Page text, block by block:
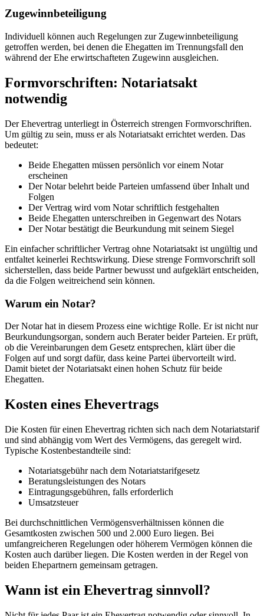
Zugewinnbeteiligung
Individuell können auch Regelungen zur Zugewinnbeteiligung
getroffen werden, bei denen die Ehegatten im Trennungsfall den
während der Ehe erwirtschafteten Zugewinn ausgleichen.
Formvorschriften: Notariatsakt
notwendig
Der Ehevertrag unterliegt in Österreich strengen Formvorschriften.
Um gültig zu sein, muss er als Notariatsakt errichtet werden. Das
bedeutet:
Beide Ehegatten müssen persönlich vor einem Notar
erscheinen
Der Notar belehrt beide Parteien umfassend über Inhalt und
Folgen
Der Vertrag wird vom Notar schriftlich festgehalten
Beide Ehegatten unterschreiben in Gegenwart des Notars
Der Notar bestätigt die Beurkundung mit seinem Siegel
Ein einfacher schriftlicher Vertrag ohne Notariatsakt ist ungültig und
entfaltet keinerlei Rechtswirkung. Diese strenge Formvorschrift soll
sicherstellen, dass beide Partner bewusst und aufgeklärt entscheiden,
da die Folgen weitreichend sein können.
Warum ein Notar?
Der Notar hat in diesem Prozess eine wichtige Rolle. Er ist nicht nur
Beurkundungsorgan, sondern auch Berater beider Parteien. Er prüft,
ob die Vereinbarungen dem Gesetz entsprechen, klärt über die
Folgen auf und sorgt dafür, dass keine Partei übervorteilt wird.
Damit bietet der Notariatsakt einen hohen Schutz für beide
Ehegatten.
Kosten eines Ehevertrags
Die Kosten für einen Ehevertrag richten sich nach dem Notariatstarif
und sind abhängig vom Wert des Vermögens, das geregelt wird.
Typische Kostenbestandteile sind:
Notariatsgebühr nach dem Notariatstarifgesetz
Beratungsleistungen des Notars
Eintragungsgebühren, falls erforderlich
Umsatzsteuer
Bei durchschnittlichen Vermögensverhältnissen können die
Gesamtkosten zwischen 500 und 2.000 Euro liegen. Bei
umfangreicheren Regelungen oder höherem Vermögen können die
Kosten auch darüber liegen. Die Kosten werden in der Regel von
beiden Ehepartnern gemeinsam getragen.
Wann ist ein Ehevertrag sinnvoll?